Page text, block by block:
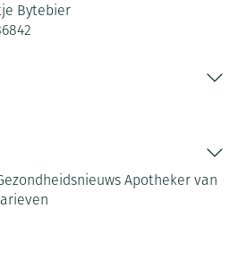
Bytebier
Apotheker van